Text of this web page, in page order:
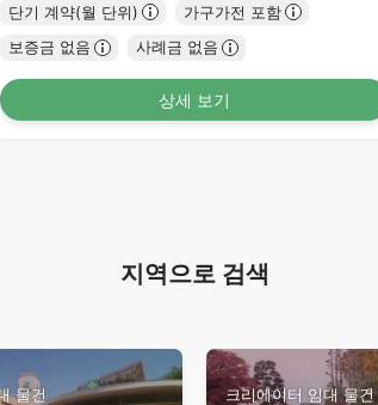
단기 계약(월 단위)
가구가전 포함
보증금 없음
사례금 없음
상세 보기
지역으로 검색
물건 크리에이터 임대 물건